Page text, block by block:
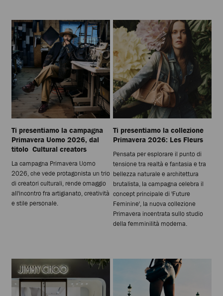
Ti presentiamo la campagna
Primavera Uomo 2026, dal
titolo Cultural creators
La campagna Primavera Uomo
2026, che vede protagonista un trio
di creatori culturali, rende omaggio
all'incontro fra artigianato, creatività
e stile personale.
Ti presentiamo la collezione
Primavera 2026: Les Fleurs
Pensata per esplorare il punto di
tensione tra realtà e fantasia e tra
bellezza naturale e architettura
brutalista, la campagna celebra il
concept principale di 'Future
Feminine', la nuova collezione
Primavera incentrata sullo studio
della femminilità moderna.